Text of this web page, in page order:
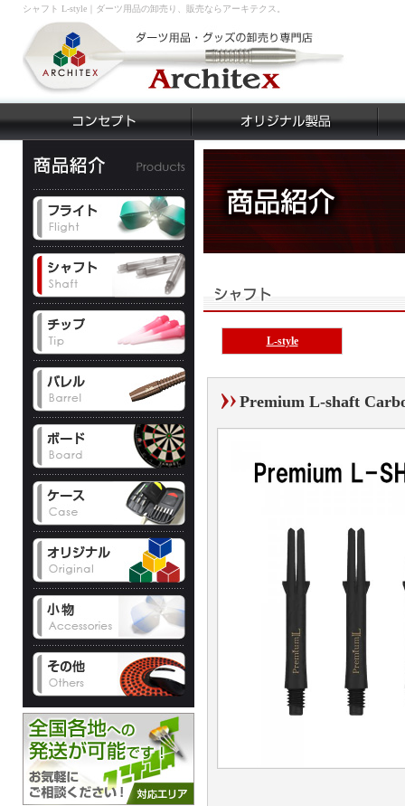
シャフト L-style｜ダーツ用品の卸売り、販売ならアーキテクス。
L-style
Premium L-shaft